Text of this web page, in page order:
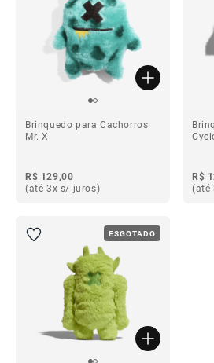
Brinquedo para Cachorros
Mr. X
R$ 129,00
(até 3x s/ juros)
R$
(até
ESGOTADO